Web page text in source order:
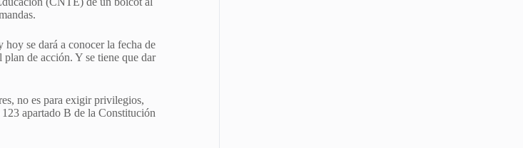
se dará a conocer la fecha de
de acción. Y se tiene que dar
no es para exigir privilegios,
apartado B de la Constitución